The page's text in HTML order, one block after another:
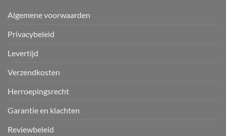
Algemene voorwaarden
Privacybeleid
Levertijd
Verzendkosten
Herroepingsrecht
Garantie en klachten
Reviewbeleid